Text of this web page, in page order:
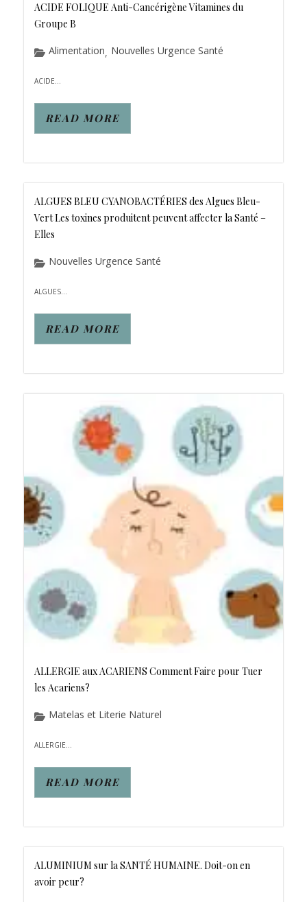
ACIDE FOLIQUE Anti-Cancérigène Vitamines du
Groupe B
Alimentation, Nouvelles Urgence Santé
ACIDE...
READ MORE
ALGUES BLEU CYANOBACTÉRIES des Algues Bleu-
Vert Les toxines produitent peuvent affecter la Santé –
Elles
Nouvelles Urgence Santé
ALGUES...
READ MORE
ALLERGIE aux ACARIENS Comment Faire pour Tuer
les Acariens?
Matelas et Literie Naturel
ALLERGIE...
READ MORE
ALUMINIUM sur la SANTÉ HUMAINE. Doit-on en
avoir peur?